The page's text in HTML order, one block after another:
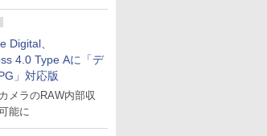
Digital、
4.0 Type Aに「デ
」対応版
メラのRAW内部収
能に